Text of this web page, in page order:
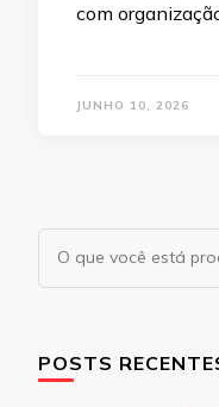
com
JUNHO 10, 2026
Procurando
POSTS